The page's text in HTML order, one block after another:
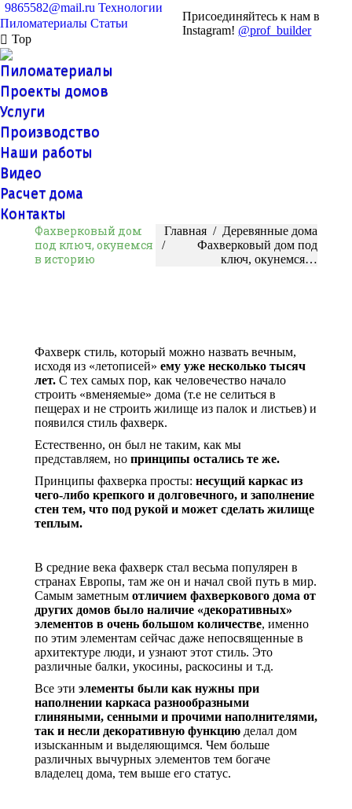
9865582@mail.ru Технологии
Пиломатериалы Статьи
Top
Присоединяйтесь к нам в
Instagram! @prof_builder
Пиломатериалы
Проекты домов
Услуги
Производство
Наши работы
Видео
Расчет дома
Контакты
Фахверковый дом
под ключ, окунемся
в историю
Вы здесь:
Главная
Деревянные дома
Фахверковый дом под
ключ, окунемся…
Фахверк стиль, который можно назвать вечным,
исходя из «летописей» ему уже несколько тысяч
лет. С тех самых пор, как человечество начало
строить «вменяемые» дома (т.е не селиться в
пещерах и не строить жилище из палок и листьев) и
появился стиль фахверк.
Естественно, он был не таким, как мы
представляем, но принципы остались те же.
Принципы фахверка просты: несущий каркас из
чего-либо крепкого и долговечного, и заполнение
стен тем, что под рукой и может сделать жилище
теплым.
В средние века фахверк стал весьма популярен в
странах Европы, там же он и начал свой путь в мир.
Самым заметным отличием фахверкового дома от
других домов было наличие «декоративных»
элементов в очень большом количестве, именно
по этим элементам сейчас даже непосвященные в
архитектуре люди, и узнают этот стиль. Это
различные балки, укосины, раскосины и т.д.
Все эти элементы были как нужны при
наполнении каркаса разнообразными
глиняными, сенными и прочими наполнителями,
так и несли декоративную функцию делал дом
изысканным и выделяющимся. Чем больше
различных вычурных элементов тем богаче
владелец дома, тем выше его статус.